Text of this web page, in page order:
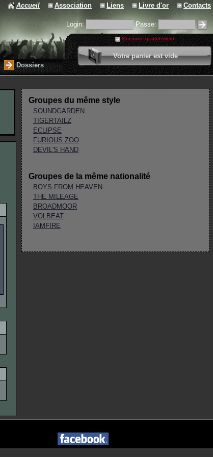
Accueil Association Liens Livre d'or Contacts
Login: Passe:
S'inscrire gratuitement
Votre panier est vide
0 article
Valider votre panier
Dossiers
Groupes du même style
SOUNDGARDEN
TIGERTAILZ
ECLIPSE
FURIOUS ZOO
DEVIL'S HAND
Groupes de la même nationalité
BOYS FROM HEAVEN
THE MILEAGE
BROADMOOR
VOLBEAT
IAMFIRE